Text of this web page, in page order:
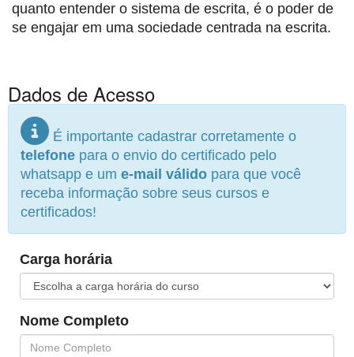
quanto entender o sistema de escrita, é o poder de
se engajar em uma sociedade centrada na escrita.
Dados de Acesso
É importante cadastrar corretamente o
telefone para o envio do certificado pelo
whatsapp e um e-mail válido para que você
receba informação sobre seus cursos e
certificados!
Carga horária
Nome Completo